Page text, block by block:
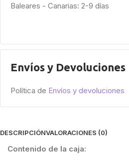
Baleares - Canarias: 2-9 días
Envíos y Devoluciones
Política de Envíos y devoluciones
DESCRIPCIÓNVALORACIONES (0)
Contenido de la caja: